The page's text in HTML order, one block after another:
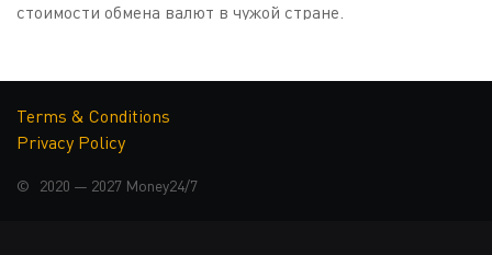
стоимости обмена валют в чужой стране.
ВАЛЮТ?
Курс валют в Украине установлен гибкий, то есть он
формируется на основании спроса и предложения на
Terms & Conditions
Privacy Policy
© 2020 — 2027 Money24/7